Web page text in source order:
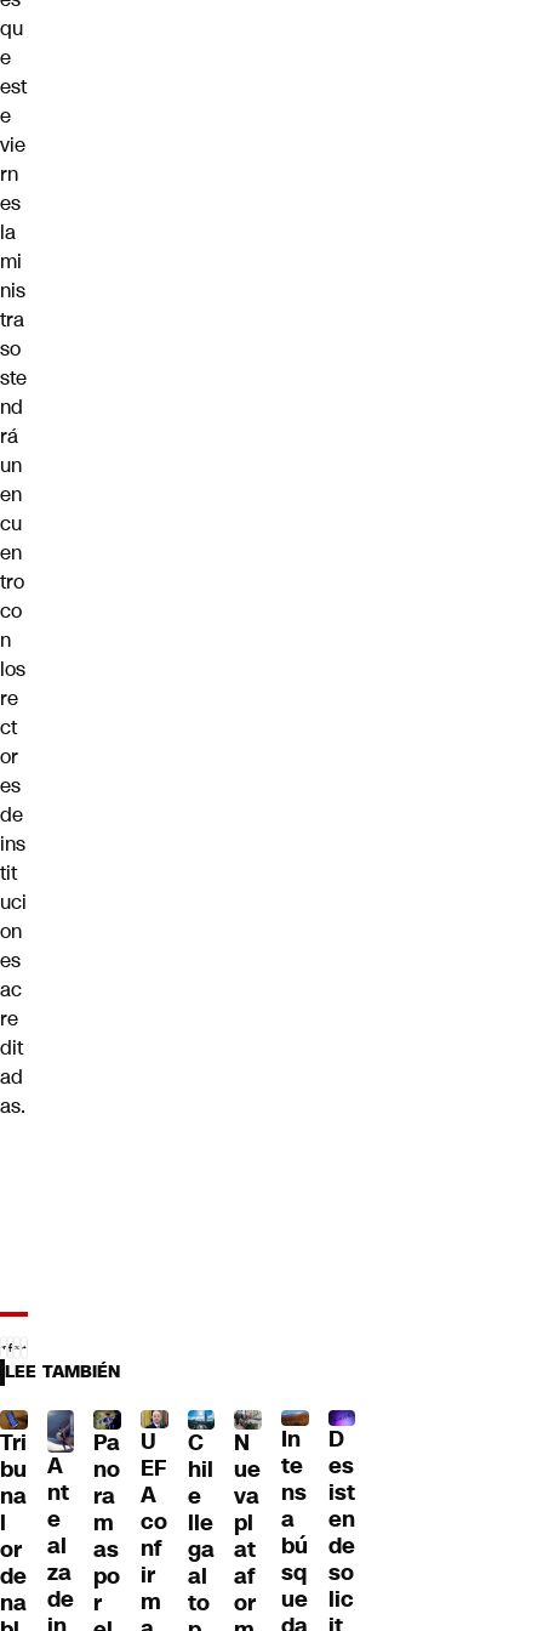
qu
e
est
e
vie
rn
es
la
mi
nis
tra
so
ste
nd
rá
un
en
cu
en
tro
co
n
los
re
ct
or
es
de
ins
tit
uci
on
es
ac
re
dit
ad
as.
LEE TAMBIÉN
Tri
bu
na
l
or
de
na
A
nt
e
al
za
de
Pa
no
ra
m
as
po
r
U
EF
A
co
nf
ir
m
C
hil
e
lle
ga
al
to
N
ue
va
pl
at
af
or
In
te
ns
a
bú
sq
ue
D
es
ist
en
de
so
lic